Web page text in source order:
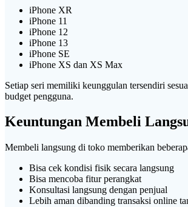
iPhone XR
iPhone 11
iPhone 12
iPhone 13
iPhone SE
iPhone XS dan XS Max
Setiap seri memiliki keunggulan tersendiri
budget pengguna.
Keuntungan Membeli
Membeli langsung di toko memberikan
Bisa cek kondisi fisik secara langsung
Bisa mencoba fitur perangkat
Konsultasi langsung dengan penjual
Lebih aman dibanding transaksi online